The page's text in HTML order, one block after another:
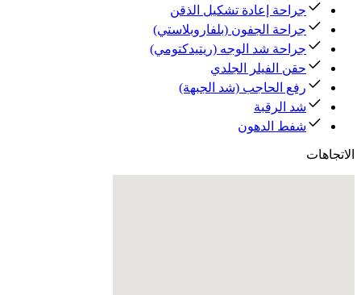
جراحة إعادة تشكيل الذقن
جراحة الجفون (بلفاروبلاستي)
جراحة شد الوجه (ريتيدكتومي)
حقن الفيلر الجلدي
رفع الحاجب (شد الجبهة)
شد الرقبة
شفط الدهون
الاتجاهات